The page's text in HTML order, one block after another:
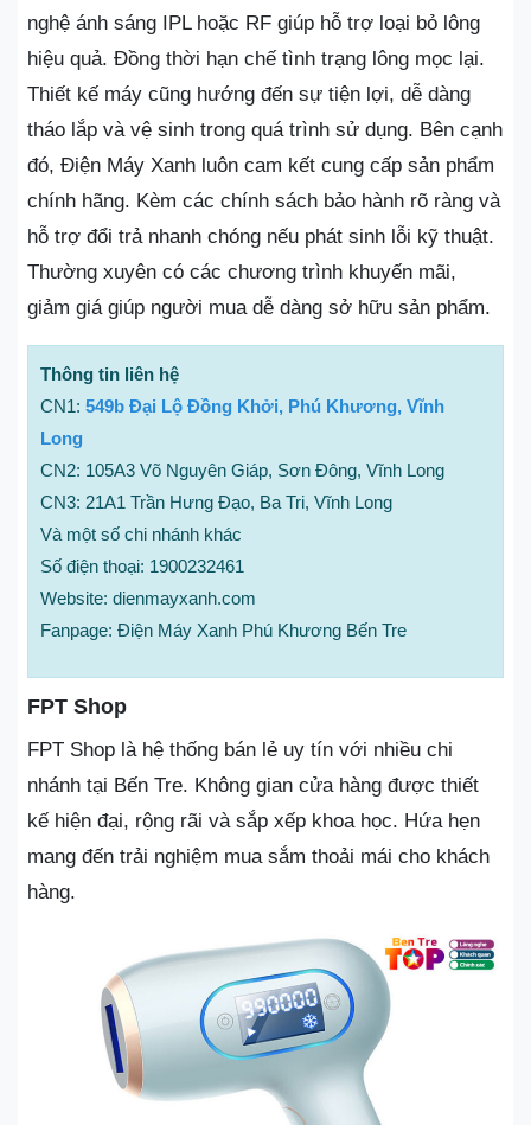
nghệ ánh sáng IPL hoặc RF giúp hỗ trợ loại bỏ lông
hiệu quả. Đồng thời hạn chế tình trạng lông mọc lại.
Thiết kế máy cũng hướng đến sự tiện lợi, dễ dàng
tháo lắp và vệ sinh trong quá trình sử dụng. Bên cạnh
đó, Điện Máy Xanh luôn cam kết cung cấp sản phẩm
chính hãng. Kèm các chính sách bảo hành rõ ràng và
hỗ trợ đổi trả nhanh chóng nếu phát sinh lỗi kỹ thuật.
Thường xuyên có các chương trình khuyến mãi,
giảm giá giúp người mua dễ dàng sở hữu sản phẩm.
Thông tin liên hệ
CN1: 549b Đại Lộ Đồng Khởi, Phú Khương, Vĩnh
Long
CN2: 105A3 Võ Nguyên Giáp, Sơn Đông, Vĩnh Long
CN3: 21A1 Trần Hưng Đạo, Ba Tri, Vĩnh Long
Và một số chi nhánh khác
Số điện thoại: 1900232461
Website: dienmayxanh.com
Fanpage: Điện Máy Xanh Phú Khương Bến Tre
FPT Shop
FPT Shop là hệ thống bán lẻ uy tín với nhiều chi
nhánh tại Bến Tre. Không gian cửa hàng được thiết
kế hiện đại, rộng rãi và sắp xếp khoa học. Hứa hẹn
mang đến trải nghiệm mua sắm thoải mái cho khách
hàng.